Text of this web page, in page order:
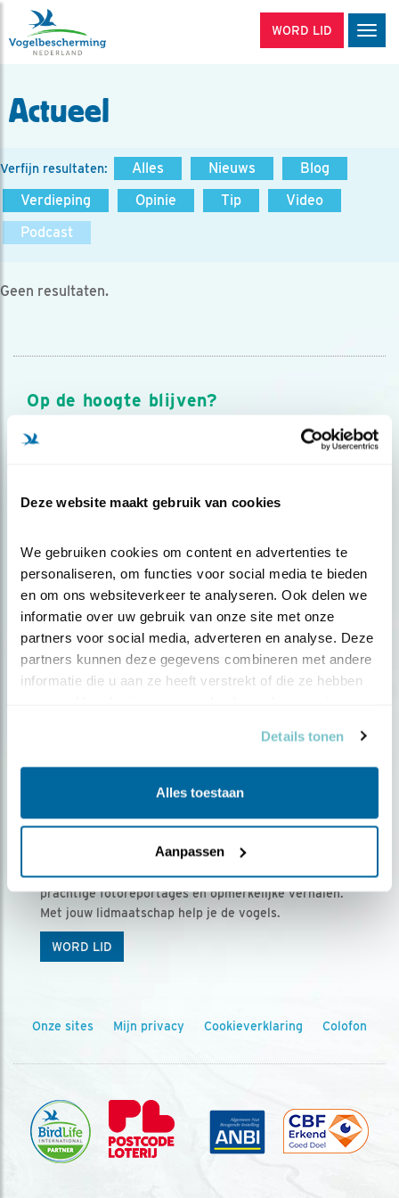
Deze website maakt gebruik van cookies
We gebruiken cookies om content en advertenties te
personaliseren, om functies voor social media te bieden
en om ons websiteverkeer te analyseren. Ook delen we
informatie over uw gebruik van onze site met onze
partners voor social media, adverteren en analyse. Deze
partners kunnen deze gegevens combineren met andere
informatie die u aan ze heeft verstrekt of die ze hebben
Details tonen
Alles toestaan
Aanpassen
WORD LID
Actueel
Verfijn resultaten: Alles Nieuws
Blog
Verdieping
Opinie Tip
Video
Podcast
Geen resultaten.
Op de hoogte blijven?
Meld je aan en ontvang nieuws, inspiratie, acties en tips
over vogels en activiteiten van Vogelbescherming.
Ontvang 5 x Vogels voor € 36,00 per jaar
Vogels is het tijdschrift voor onze leden, met
prachtige fotoreportages en opmerkelijke verhalen.
Met jouw lidmaatschap help je de vogels.
WORD LID
Onze sites Mijn privacy Cookieverklaring Colofon